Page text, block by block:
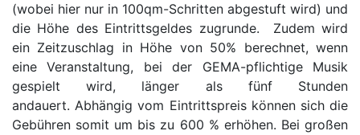
(wobei hier nur in 100qm-Schritten abgestuft wird) und
die Höhe des Eintrittsgeldes zugrunde. Zudem wird
ein Zeitzuschlag in Höhe von 50% berechnet, wenn
eine Veranstaltung, bei der GEMA-pflichtige Musik
gespielt wird, länger als fünf Stunden
andauert. Abhängig vom Eintrittspreis können sich die
Gebühren somit um bis zu 600 % erhöhen. Bei großen